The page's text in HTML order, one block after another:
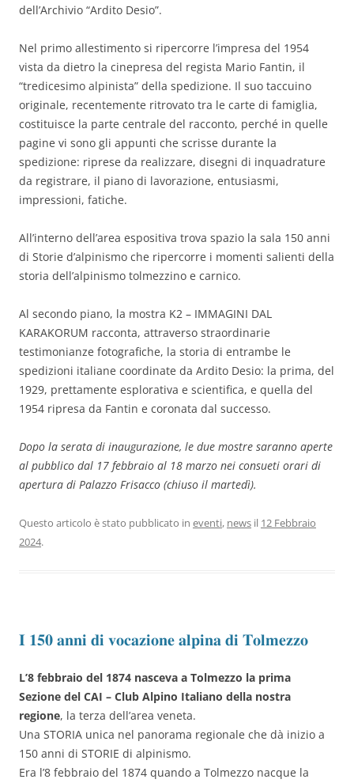
dell’Archivio “Ardito Desio”.
Nel primo allestimento si ripercorre l’impresa del 1954
vista da dietro la cinepresa del regista Mario Fantin, il
“tredicesimo alpinista” della spedizione. Il suo taccuino
originale, recentemente ritrovato tra le carte di famiglia,
costituisce la parte centrale del racconto, perché in quelle
pagine vi sono gli appunti che scrisse durante la
spedizione: riprese da realizzare, disegni di inquadrature
da registrare, il piano di lavorazione, entusiasmi,
impressioni, fatiche.
All’interno dell’area espositiva trova spazio la sala 150 anni
di Storie d’alpinismo che ripercorre i momenti salienti della
storia dell’alpinismo tolmezzino e carnico.
Al secondo piano, la mostra K2 – IMMAGINI DAL
KARAKORUM racconta, attraverso straordinarie
testimonianze fotografiche, la storia di entrambe le
spedizioni italiane coordinate da Ardito Desio: la prima, del
1929, prettamente esplorativa e scientifica, e quella del
1954 ripresa da Fantin e coronata dal successo.
Dopo la serata di inaugurazione, le due mostre saranno aperte
al pubblico dal 17 febbraio al 18 marzo nei consueti orari di
apertura di Palazzo Frisacco (chiuso il martedì).
Questo articolo è stato pubblicato in eventi, news il 12 Febbraio
2024.
𝐈 𝟏𝟓𝟎 𝐚𝐧𝐧𝐢 𝐝𝐢 𝐯𝐨𝐜𝐚𝐳𝐢𝐨𝐧𝐞 𝐚𝐥𝐩𝐢𝐧𝐚 𝐝𝐢 𝐓𝐨𝐥𝐦𝐞𝐳𝐳𝐨
L’8 febbraio del 1874 nasceva a Tolmezzo la prima
Sezione del CAI – Club Alpino Italiano della nostra
regione, la terza dell’area veneta.
Una STORIA unica nel panorama regionale che dà inizio a
150 anni di STORIE di alpinismo.
Era l’8 febbraio del 1874 quando a Tolmezzo nacque la